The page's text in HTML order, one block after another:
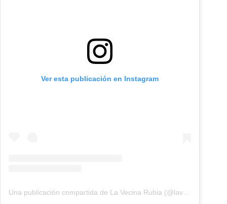
Ver esta publicación en Instagram
Una publicación compartida de La Vecina Rubia (@lavecinarubia)